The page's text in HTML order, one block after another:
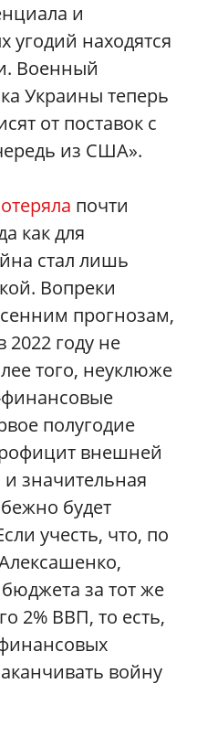
и
угодий находятся
Военный
Украины теперь
от поставок с
из США».
почти
как для
стал лишь
Вопреки
прогнозам,
году не
того, неуклюже
полугодие
внешней
значительная
будет
учесть, что, по
за тот же
2% ВВП, то есть,
войну